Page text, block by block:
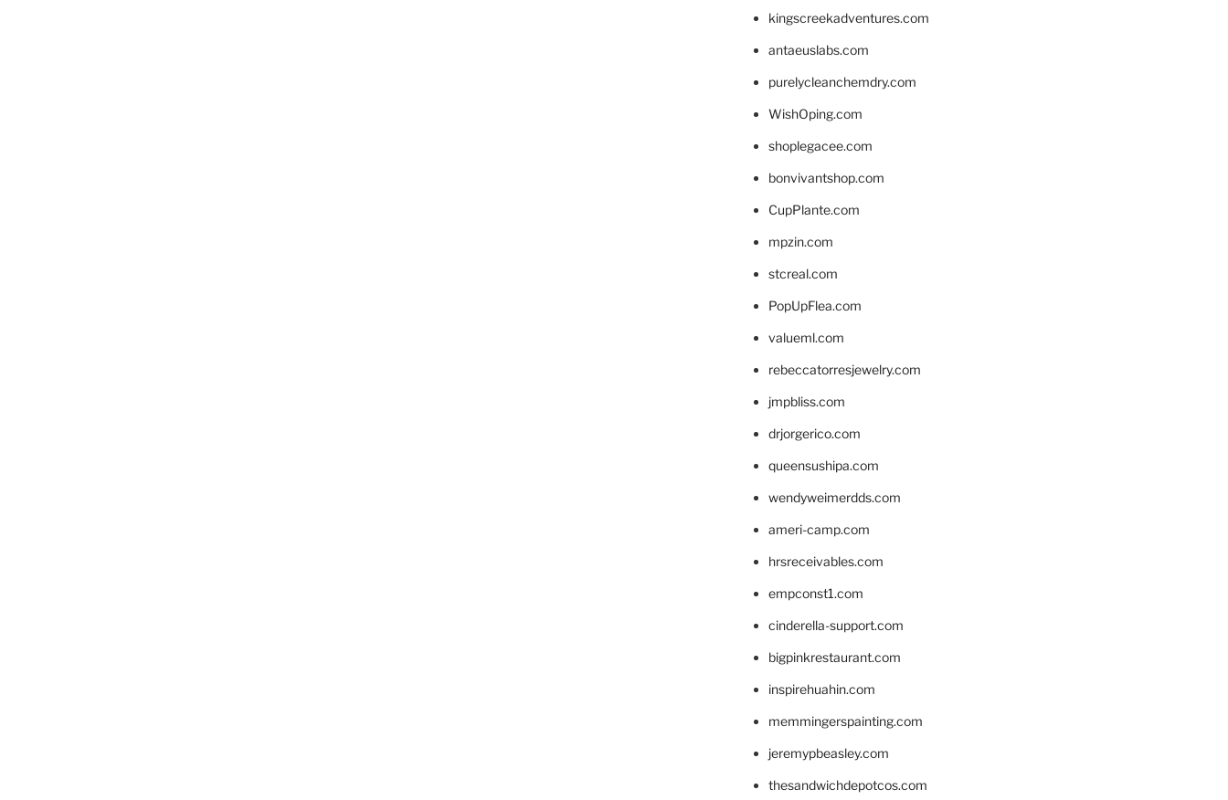
kingscreekadventures.com
antaeuslabs.com
purelycleanchemdry.com
WishOping.com
shoplegacee.com
bonvivantshop.com
CupPlante.com
mpzin.com
stcreal.com
PopUpFlea.com
valueml.com
rebeccatorresjewelry.com
jmpbliss.com
drjorgerico.com
queensushipa.com
wendyweimerdds.com
ameri-camp.com
hrsreceivables.com
empconst1.com
cinderella-support.com
bigpinkrestaurant.com
inspirehuahin.com
memmingerspainting.com
jeremypbeasley.com
thesandwichdepotcos.com